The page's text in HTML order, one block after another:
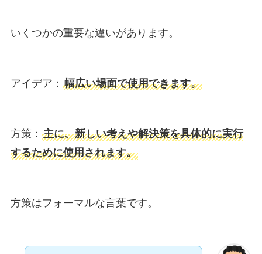
いくつかの重要な違いがあります。
アイデア： 幅広い場面で使用できます。
方策： 主に、新しい考えや解決策を具体的に実行
するために使用されます。
方策はフォーマルな言葉です。